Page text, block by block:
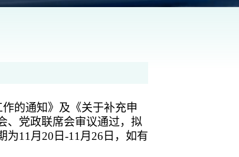
的通知》及《关于补充申
、党政联席会审议通过，拟
为11 月 20 日-11 月 26 日，如有